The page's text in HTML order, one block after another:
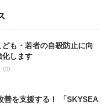
も・若者の自殺防止に向
化します
善を支援する！ 「SKYSEA